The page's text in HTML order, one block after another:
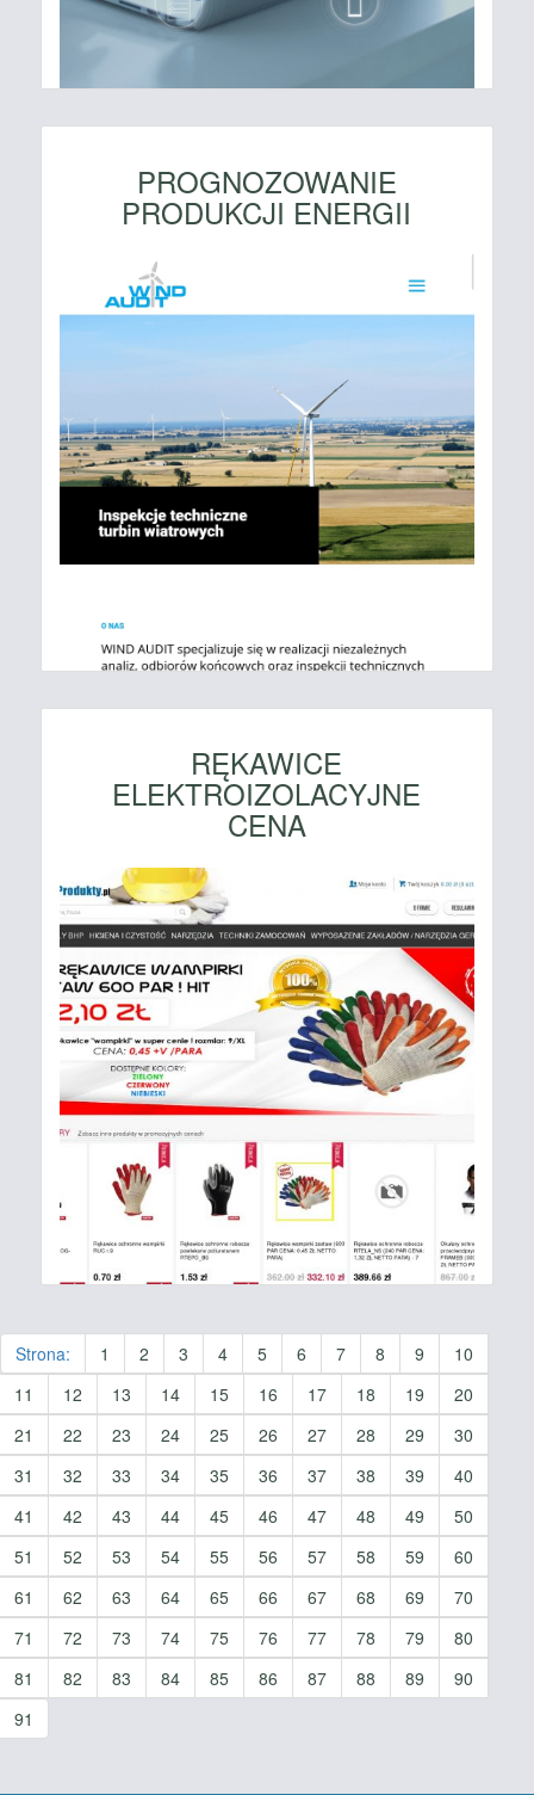
PROGNOZOWANIE
PRODUKCJI ENERGII
RĘKAWICE
ELEKTROIZOLACYJNE
CENA
Strona: 1 2 3 4 5 6 7 8 9
10
11
12 13 14 15 16 17 18 19
20
21
22 23 24 25 26 27 28 29
30
31
32 33 34 35 36 37 38 39
40
41
42 43 44 45 46 47 48 49
50
51
52 53 54 55 56 57 58 59
60
61
62 63 64 65 66 67 68 69
70
71
72 73 74 75 76 77 78 79
80
81
82 83 84 85 86 87 88 89
90
91